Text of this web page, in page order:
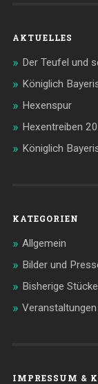
AKTUELLES
Der Teufel und
Königlich
Hexenspur
Hexentreiben
Königlich
KATEGORIEN
Allgemein
Bilder und
Bisherige Stücke
Veranstaltungen
IMPRESSUM &